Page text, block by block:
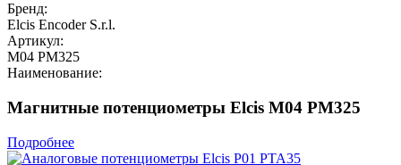
Бренд:
Elcis Encoder S.r.l.
Артикул:
M04 PM325
Наименование:
Магнитные потенциометры Elcis M04 PM325
Подробнее